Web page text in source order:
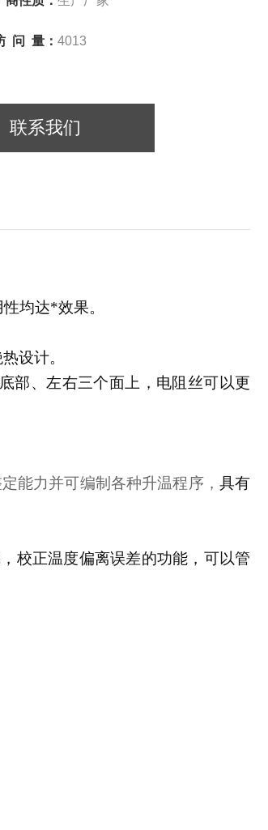
问 量： 4013
联系我们
均达*效果。
设计。
部、左右三个面上，电阻丝可以更
能力并可编制各种升温程序， 具有
校正温度偏离误差的功能，可以管